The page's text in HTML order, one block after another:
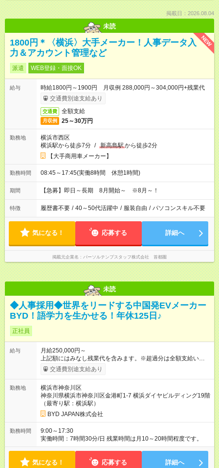
掲載日：2026.08.04
未読
NEW
1800円＊〈横浜〉大手メーカー！人事データ入
力＆アカウント管理など
派遣 WEB登録・面接OK
給与
時給1800円～1900円 月収例 288,000円～304,000円+残業代
交通費別途支給あり
交通費 全額支給
月収例 25～30万円
勤務地
横浜市西区
横浜駅から徒歩7分 / 新高島駅から徒歩2分
【大手商用車メーカー】
勤務時間 08:45～17:45(実働8時間 休憩1時間)
期間 【急募】即日～長期 8月開始～ ※8月～！
特徴 履歴書不要 / 40～50代活躍中 / 服装自由 / パソコンスキル不要
気になる！ 応募する 詳細へ
掲載元企業名 パーソルテンプスタッフ株式会社 首都圏
未読
◆人事採用◆世界をリードする中国発EVメーカー
BYD！語学力を生かせる！年休125日♪
正社員
給与
月給250,000円～
上記額にはみなし残業代を含みます。※超過分は全額支給いたし
ます。 みなし残業代 65,952円 以上／月 みなし残業時間 45時間
／月 月給＋賞与年2回（賞与金額は月給を基に算出します） ※超
12,270円～ 法定外35時間／53,682円～ 【試用期間】試用期間
あり 試用期間の長さ：3ヶ月 雇用形態、給与は本採用時と同じ
です。
交通費別途支給あり
勤務地
横浜市神奈川区
神奈川県横浜市神奈川区金港町1‐7 横浜ダイヤビルディング19階
（最寄り駅：横浜駅）
BYD JAPAN株式会社
勤務時間
9:00～17:30
実働時間：7時間30分/日 残業時間は月10～20時間程度です。
気になる！ 応募する 詳細へ